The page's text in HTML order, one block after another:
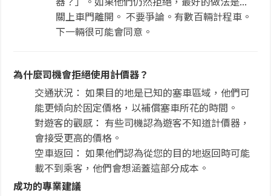
關上車門離開。 不要爭論。有數百輛計程車。
下一輛很可能會同意。
為什麼司機會拒絕使用計價器？
交通狀況： 如果目的地是已知的塞車區域，他們可
能更傾向於固定價格，以補償塞車所花的時間。
對遊客的觀感： 有些司機認為遊客不知道計價器，
會接受更高的價格。
空車返回： 如果他們認為從您的目的地返回時可能
載不到乘客，他們會想涵蓋這部分成本。
成功的專業建議